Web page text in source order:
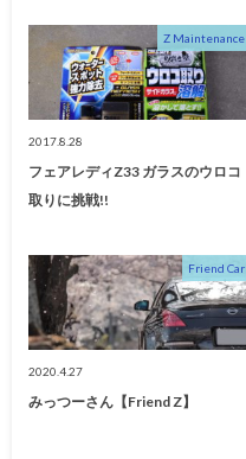
Z Maintenance
2017.8.28
フェアレディZ33 ガラスのウロコ
取りに挑戦!!
Friend Car
2020.4.27
みっつーさん【Friend Z】